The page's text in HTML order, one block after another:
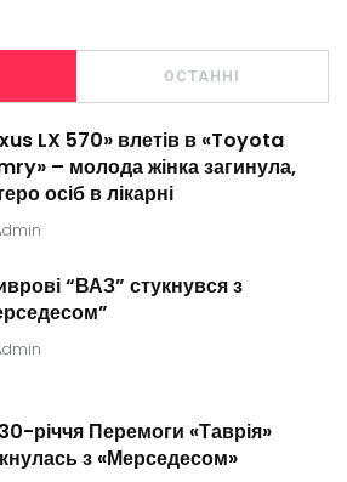
ОСТАННІ
LX 570» влетів в «Toyota
– молода жінка загинула,
осіб в лікарні
“ВАЗ” стукнувся з
річчя Перемоги «Таврія»
з «Мерседесом»